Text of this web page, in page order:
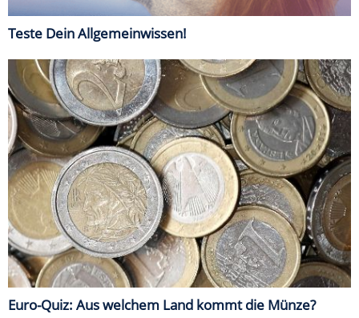
Teste Dein Allgemeinwissen!
Euro-Quiz: Aus welchem Land kommt die Münze?